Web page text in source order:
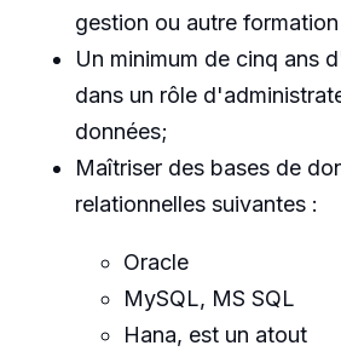
gestion ou autre
Un minimum de cinq ans
dans un rôle
données;
Maîtriser des bases de
relationnelles suivantes :
Oracle
MySQL, MS SQL
Hana, est un atout